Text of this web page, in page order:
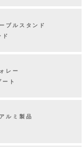
ブルスタンド
レー
ト
ルミ製品